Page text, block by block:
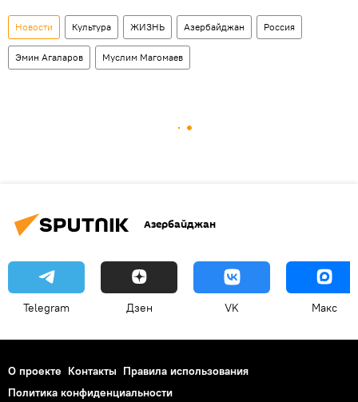
Новости Культура ЖИЗНЬ Азербайджан Россия
Эмин Агаларов Муслим Магомаев
Азербайджан
Telegram Дзен VK Макс
О проекте Контакты Правила использования
Политика конфиденциальности